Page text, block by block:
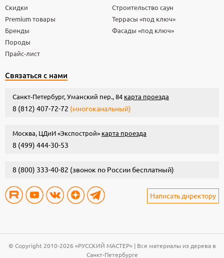
Скидки
Premium товары
Бренды
Породы
Прайс-лист
Строительство саун
Террасы «под ключ»
Фасады «под ключ»
Связаться с нами
Санкт-Петербург, Уманский пер., 84 карта проезда
8 (812) 407-72-72 (многоканальный)
Москва, ЦДиИ «Экспострой» карта проезда
8 (499) 444-30-53
8 (800) 333-40-82 (звонок по России бесплатный)
Написать директору
© Copyright 2010-2026 «РУССКИЙ МАСТЕР» | Все материалы из дерева в
Санкт-Петербурге